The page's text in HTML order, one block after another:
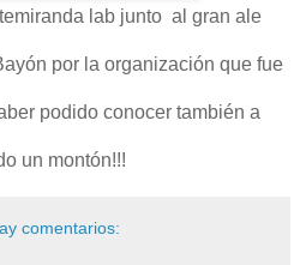
lab junto al gran ale
por la organización que fue
podido conocer también a
un montón!!!
comentarios: